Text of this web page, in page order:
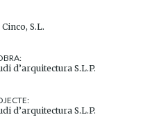
S.L.
d’arquitectura S.L.P.
d’arquitectura S.L.P.